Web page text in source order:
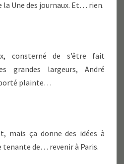
la Une des journaux. Et… rien.
consterné de s’être fait
grandes largeurs, André
porté plainte…
mais ça donne des idées à
tenante de… revenir à Paris.